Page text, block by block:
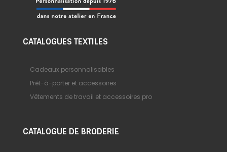
CATALOGUES TEXTILES
Cadeaux personnalisables
Prêt-à-porter et accessoires
Vêtements de travail et accessoires pro
CATALOGUE DE BRODERIE